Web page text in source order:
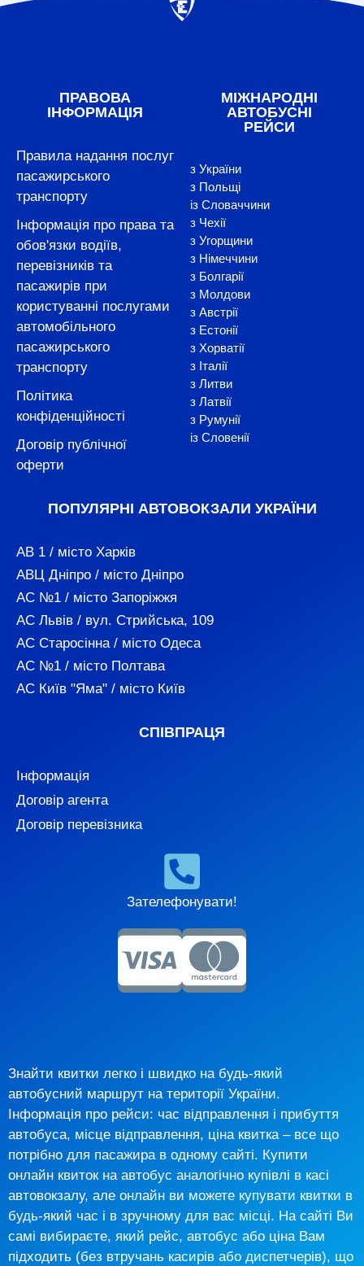
ПРАВОВА
ІНФОРМАЦІЯ
Правила надання послуг
пасажирського
транспорту
Інформація про права та
обов'язки водіїв,
перевізників та
пасажирів при
користуванні послугами
автомобільного
пасажирського
транспорту
Політика
конфіденційності
Договір публічної
оферти
МІЖНАРОДНІ
АВТОБУСНІ
РЕЙСИ
з України
з Польщі
із Словаччини
з Чехії
з Угорщини
з Німеччини
з Болгарії
з Молдови
з Австрії
з Естонії
з Хорватії
з Італії
з Литви
з Латвії
з Румунії
із Словенії
ПОПУЛЯРНІ АВТОВОКЗАЛИ УКРАЇНИ
АВ 1 / місто Харків
АВЦ Дніпро / місто Дніпро
АС №1 / місто Запоріжжя
АС Львів / вул. Стрийська, 109
АС Старосінна / місто Одеса
АС №1 / місто Полтава
АС Київ "Яма" / місто Київ
СПІВПРАЦЯ
Інформація
Договір агента
Договір перевізника
Зателефонувати!
Знайти квитки легко і швидко на будь-який
автобусний маршрут на території України.
Інформація про рейси: час відправлення і прибуття
автобуса, місце відправлення, ціна квитка – все що
потрібно для пасажира в одному сайті. Купити
онлайн квиток на автобус аналогічно купівлі в касі
автовокзалу, але онлайн ви можете купувати квитки в
будь-який час і в зручному для вас місці. На сайті Ви
самі вибираєте, який рейс, автобус або ціна Вам
підходить (без втручань касирів або диспетчерів), що